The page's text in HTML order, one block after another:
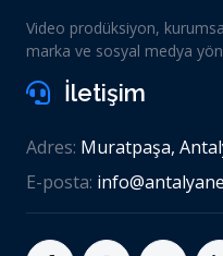
Video prodüksiyon,
marka ve sosyal medya
İletişim
Adres: Muratpaşa,
E-posta: